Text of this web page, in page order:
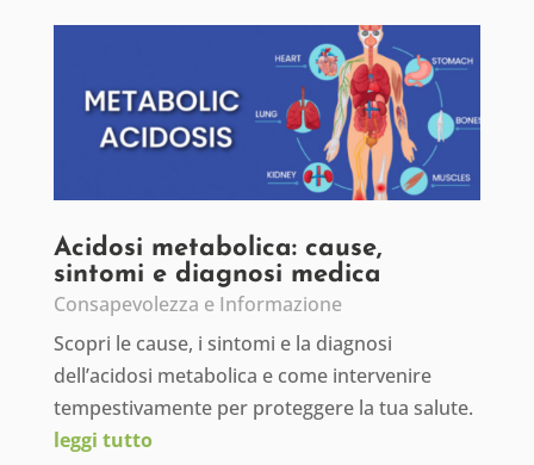
Acidosi metabolica: cause,
sintomi e diagnosi medica
Consapevolezza e Informazione
Scopri le cause, i sintomi e la diagnosi
dell’acidosi metabolica e come intervenire
tempestivamente per proteggere la tua salute.
leggi tutto